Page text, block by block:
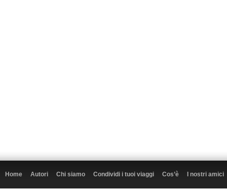
Home Autori Chi siamo Condividi i tuoi viaggi Cos’è I nostri amici